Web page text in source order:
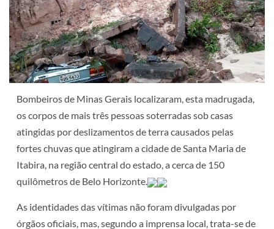
Bombeiros de Minas Gerais localizaram, esta madrugada,
os corpos de mais três pessoas soterradas sob casas
atingidas por deslizamentos de terra causados pelas
fortes chuvas que atingiram a cidade de Santa Maria de
Itabira, na região central do estado, a cerca de 150
quilômetros de Belo Horizonte.
As identidades das vítimas não foram divulgadas por
órgãos oficiais, mas, segundo a imprensa local, trata-se de